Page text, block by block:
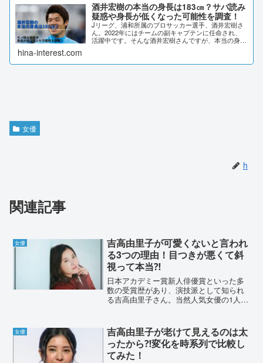
酒井宏樹の本当の身長は183㎝？サバ読み
疑惑や身長が低くなった可能性を調査！
Jリーグ、浦和所属のプロサッカー選手、酒井宏樹さ
ん。2022年にはチームの副キャプテンに任命され、
活躍中です。そんな酒井宏樹さんですが、本当の身長
hina-interest.com
女優
h
関連記事
女優
吉高由里子が可愛くないと言われ
る3つの理由！目つきが悪くて斜
視って本当⁈
日本アカデミー賞新人俳優賞といった多
数の受賞歴があり、演技派として知られ
る吉高由里子さん。当然人気女優の1人で
愛くないと言われる理由を3つに分けて紹
介します！目つきが悪...
女優
吉高由里子が老けて見えるのは太
ったから⁈変化を時系列で比較し
てみた！